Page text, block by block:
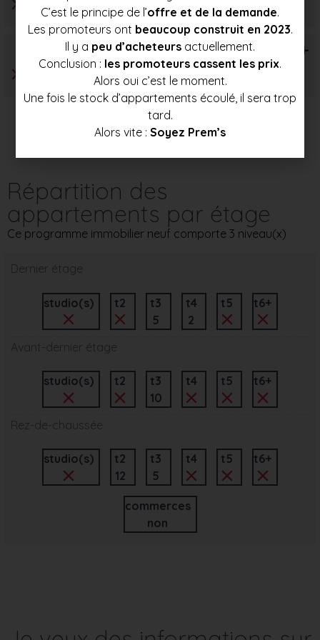
T6+
Répartition des
appartements par étage
Ce programme immobilier neuf comporte 3 niveau(x)
Dernier étage
studio(s) t2
t3
5
t4
2
t5 t6+
Avant-dernier étage
studio(s) t2
t3
10
t4 t5 t6+
Rez-de-chaussée
studio(s)
t2
12
t3
5
t4 t5 t6+
commerces
non
C’est le principe de l’offre et de la demande.
Les promoteurs ont beaucoup construit en 2023.
Il y a peu d’acheteurs actuellement.
Conclusion : les promoteurs cassent les prix.
Alors oui c’est le moment.
Une fois le stock d’appartements écoulé, il sera trop
tard.
Alors vite : Soyez Prem’s